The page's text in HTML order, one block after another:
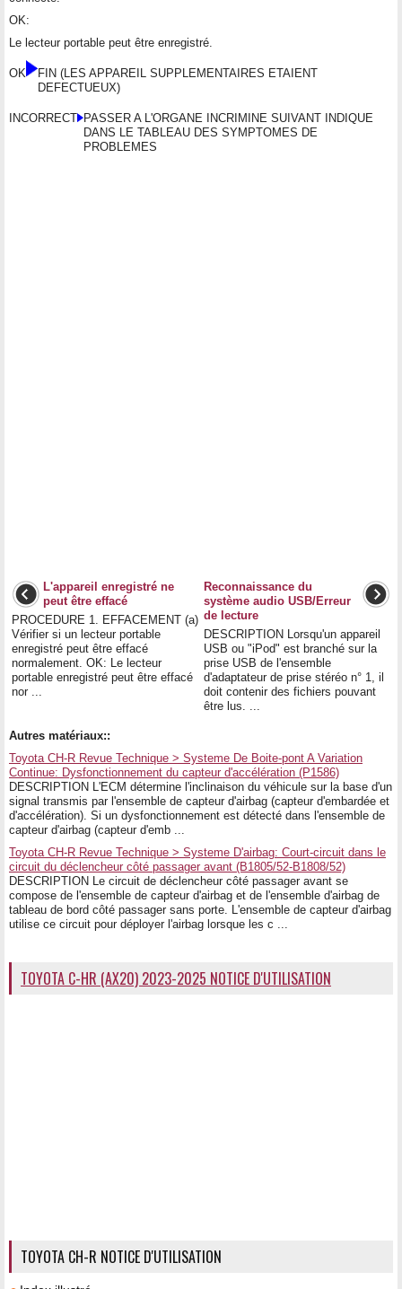
OK:
Le lecteur portable peut être enregistré.
OK
FIN (LES APPAREIL SUPPLEMENTAIRES ETAIENT
DEFECTUEUX)
INCORRECT PASSER A L'ORGANE INCRIMINE SUIVANT INDIQUE
DANS LE TABLEAU DES SYMPTOMES DE
PROBLEMES
L'appareil enregistré ne
peut être effacé
PROCEDURE 1. EFFACEMENT (a)
Vérifier si un lecteur portable
enregistré peut être effacé
normalement. OK: Le lecteur
portable enregistré peut être effacé
nor ...
Reconnaissance du
système audio USB/Erreur
de lecture
DESCRIPTION Lorsqu'un appareil
USB ou "iPod" est branché sur la
prise USB de l'ensemble
d'adaptateur de prise stéréo n° 1, il
doit contenir des fichiers pouvant
être lus. ...
Autres matériaux::
Toyota CH-R Revue Technique > Systeme De Boite-pont A Variation
Continue: Dysfonctionnement du capteur d'accélération (P1586)
DESCRIPTION L'ECM détermine l'inclinaison du véhicule sur la base d'un
signal transmis par l'ensemble de capteur d'airbag (capteur d'embardée et
d'accélération). Si un dysfonctionnement est détecté dans l'ensemble de
capteur d'airbag (capteur d'emb ...
Toyota CH-R Revue Technique > Systeme D'airbag: Court-circuit dans le
circuit du déclencheur côté passager avant (B1805/52-B1808/52)
DESCRIPTION Le circuit de déclencheur côté passager avant se
compose de l'ensemble de capteur d'airbag et de l'ensemble d'airbag de
tableau de bord côté passager sans porte. L'ensemble de capteur d'airbag
utilise ce circuit pour déployer l'airbag lorsque les c ...
TOYOTA C-HR (AX20) 2023-2025 NOTICE D'UTILISATION
TOYOTA CH-R NOTICE D'UTILISATION